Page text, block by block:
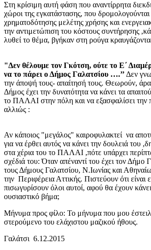
Στη κρίσιμη αυτή φάση που αναντίρρητα
χώροι της εγκατάστασης, που δρομολογούνται
χρηματοδότησης μελέτης χρήσης και
την αντιμετώπιση του κόστους συντήρησης
λυθεί το θέμα, βγήκαν στη ρούγα
"Δεν θέλουμε τον Γκότση, ούτε το Ε΄
να το πάρει ο Δήμος Γαλατσίου ….’’ Δεν
την άποψή τους- απαίτησή τους. Θεωρούν,
Δήμος έχει την δυνατότητα να κάνει τα
το ΠΑΛΑΙ στην πόλη και να εξασφαλίσει
Αν κάποιος "μεγάλος" καιροφυλακτεί να
για να έρθει αυτός να κάνει την δουλειά του
στα χέρια του το ΠΑΛΑΙ ,πότε υπάρχει
σχέδιά του: Όταν απέναντί του έχει τον Δήμο
τους Δήμους Γαλατσίου, Ν.Ιωνίας και
την Περιφέρεια Αττικής. Πιστεύουν ότι είναι
πισωγυρίσουν όλοι αυτοί, αφού θα έχουν
ουσιαστικό βήμα;
Μήνυμα προς φίλο: Το μήνυμα που μου
στερούμενο του ελάχιστου μαζικού ήθους.
Γαλάτσι 6.12.2015